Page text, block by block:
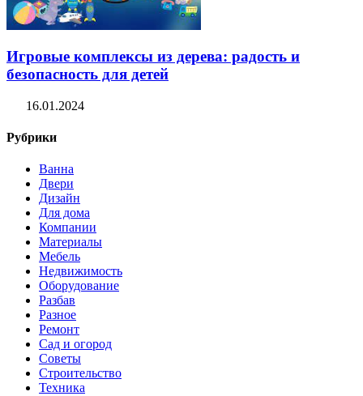
Игровые комплексы из дерева: радость и
безопасность для детей
16.01.2024
Рубрики
Ванна
Двери
Дизайн
Для дома
Компании
Материалы
Мебель
Недвижимость
Оборудование
Разбав
Разное
Ремонт
Сад и огород
Советы
Строительство
Техника